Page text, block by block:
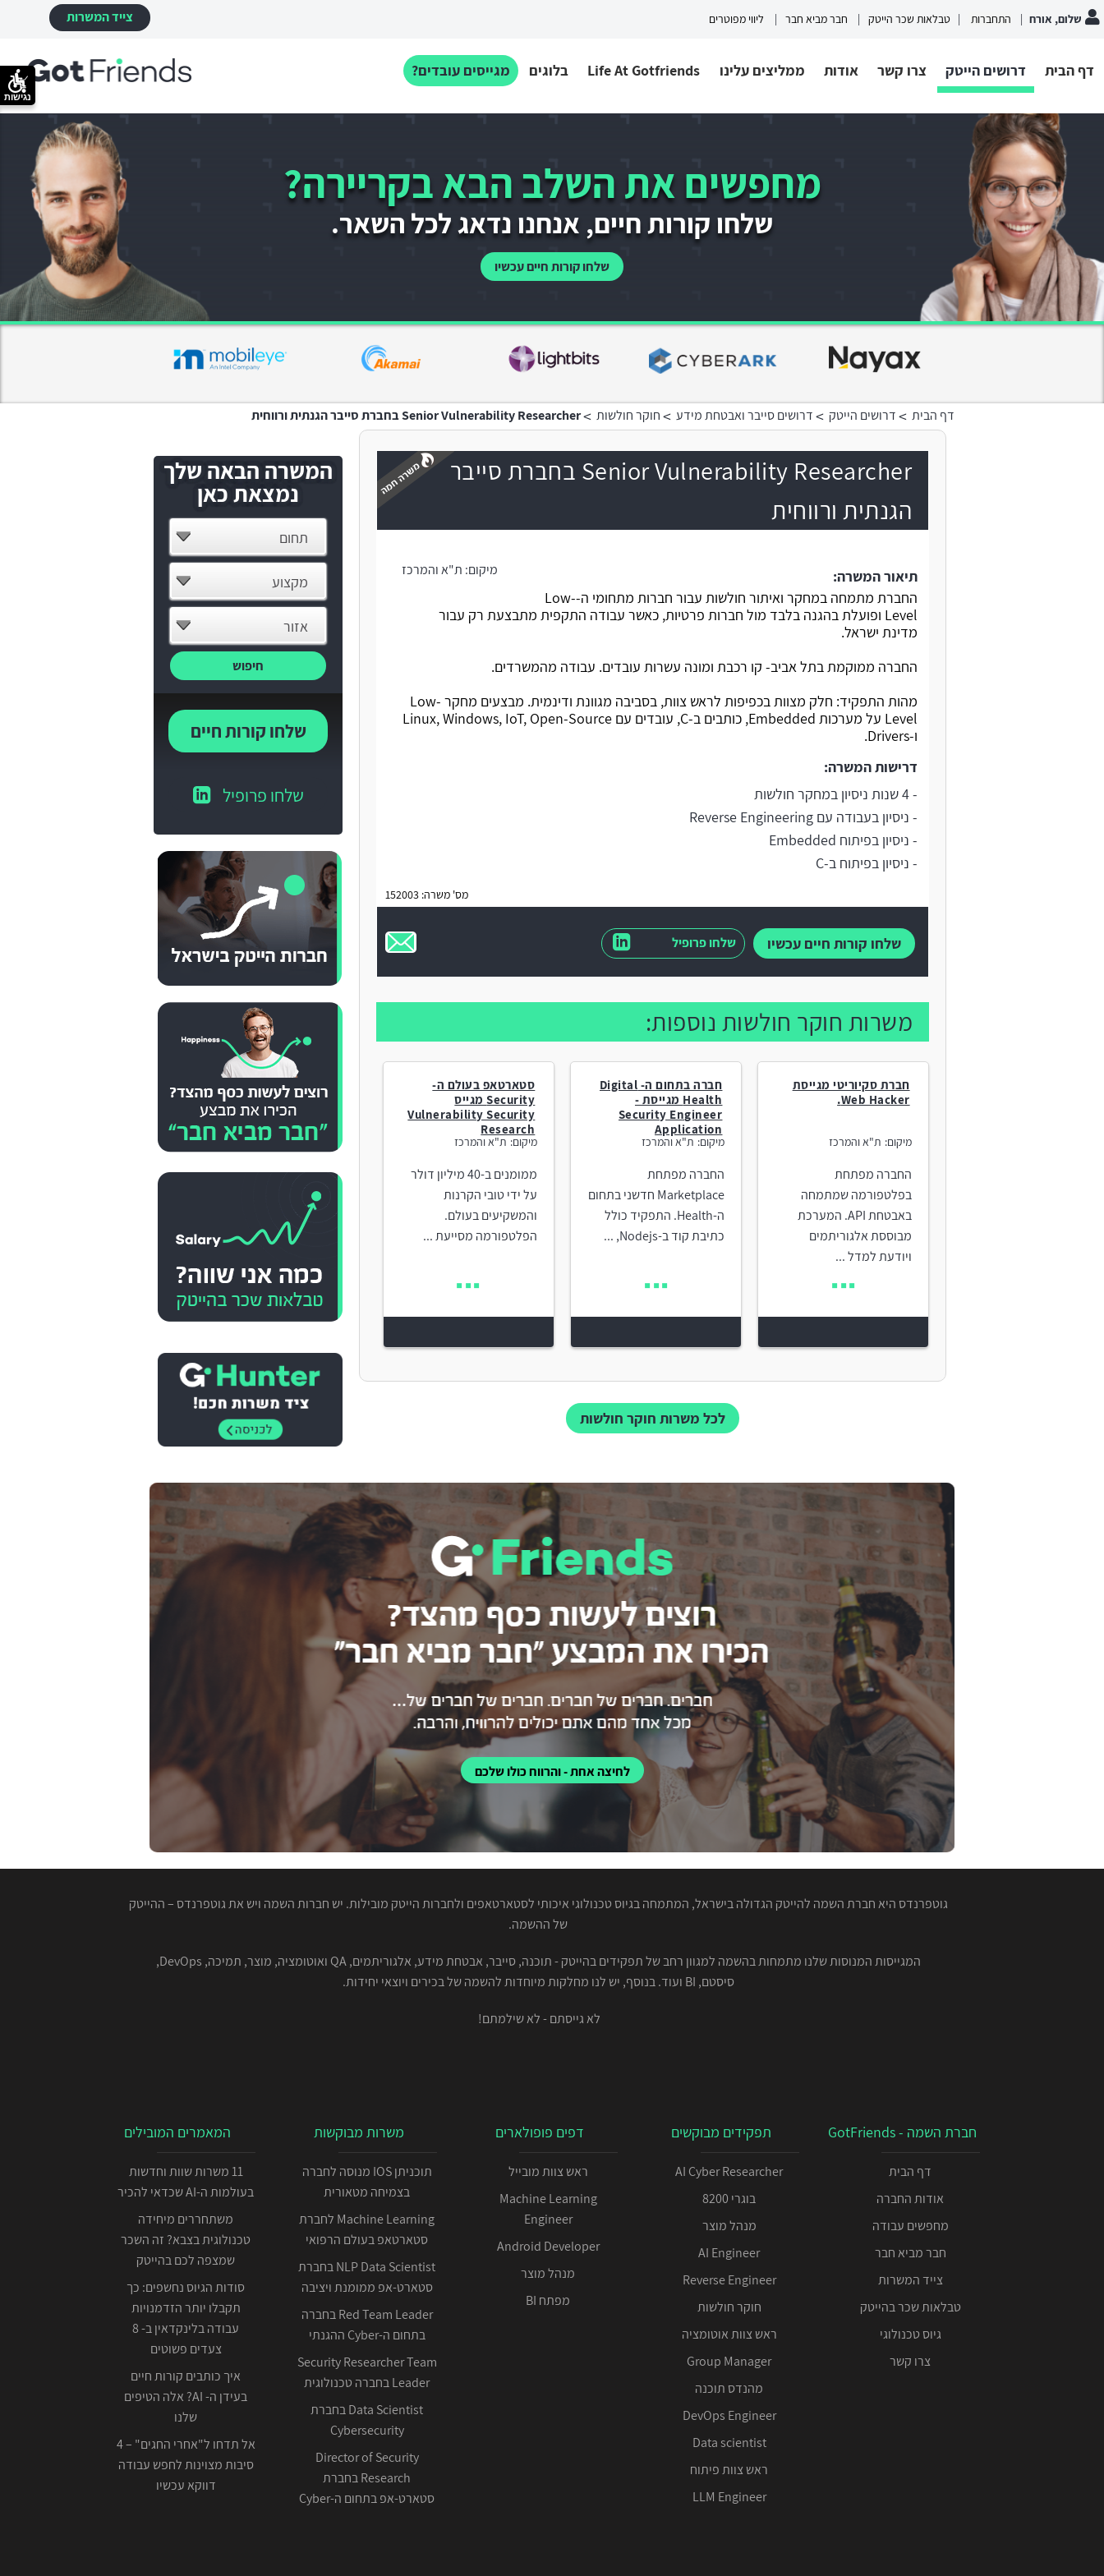
שלום, אורח התחברות טבלאות שכר הייטק חבר מביא חבר ליווי מפוטרים צייד המשרות
דף הבית דרושים הייטק צרו קשר אודות ממליצים עלינו Life At Gotfriends בלוגים מגייסים עובדים?
מחפשים את השלב הבא בקריירה?
שלחו קורות חיים, אנחנו נדאג לכל השאר.
שלחו קורות חיים עכשיו
דף הבית >דרושים הייטק >דרושים סייבר ואבטחת מידע >חוקר חולשות >Senior Vulnerability Researcher בחברת סייבר הגנתית ורווחית
Senior Vulnerability Researcher בחברת סייבר
הגנתית ורווחית
מיקום: ת"א והמרכז
תיאור המשרה:
החברת מתמחה במחקר ואיתור חולשות עבור חברות מתחומי ה-Low-
Level ופועלת בהגנה בלבד מול חברות פרטיות, כאשר עבודה התקפית מתבצעת רק עבור
מדינת ישראל.
החברה ממוקמת בתל אביב- קו רכבת ומונה עשרות עובדים. עבודה מהמשרדים.
מהות התפקיד: חלק מצוות בכפיפות לראש צוות, בסביבה מגוונת ודינמית. מבצעים מחקר Low-
Level על מערכות Embedded, כותבים ב-C, עובדים עם Linux, Windows, IoT, Open-Source
ו-Drivers.
דרישות המשרה:
- 4 שנות ניסיון במחקר חולשות
- ניסיון בעבודה עם Reverse Engineering
- ניסיון בפיתוח Embedded
- ניסיון בפיתוח ב-C
מס' משרה: 152003
שלחו קורות חיים עכשיו שלחו פרופיל
משרות חוקר חולשות נוספות:
חברת סקיוריטי מגייסת
Web Hacker.
מיקום: ת"א והמרכז
החברה מפתחת
בפלטפורמה שמתמחה
באבטחת API. המערכת
מבוססת אלגוריתמים
ויודעת למדל ...
חברה בתחום ה- Digital
Health מגייסת -
Security Engineer
Application
מיקום: ת"א והמרכז
החברה מפתחת
Marketplace חדשני בתחום
ה-Health. התפקיד כולל
כתיבת קוד ב-Nodejs, ...
סטארטאפ בעולם ה-
Security מגייס
Vulnerability Security
Research
מיקום: ת"א והמרכז
ממומנים ב-40 מיליון דולר
על ידי טובי הקרנות
והמשקיעים בעולם.
הפלטפורמה מסייעת ...
לכל משרות חוקר חולשות
המשרה הבאה שלך
נמצאת כאן
תחום
מקצוע
אזור
חיפוש
שלחו קורות חיים
שלחו פרופיל
לחיצה אחת - והרווח כולו שלכם
גוטפרנדס היא חברת השמה להייטק הגדולה בישראל, המתמחה בגיוס טכנולוגי איכותי לסטארטאפים ולחברות הייטק מובילות. יש חברות השמה ויש את גוטפרנדס – ההייטק
של ההשמה.
המגייסות המנוסות שלנו מתמחות בהשמה למגוון רחב של תפקידים בהייטק - תוכנה, סייבר, אבטחת מידע, אלגוריתמים, QA ואוטומציה, מוצר, תמיכה, DevOps,
סיסטם, BI ועוד. בנוסף, יש לנו מחלקות מיוחדות להשמה של בכירים ויוצאי יחידות.
לא גייסתם - לא שילמתם!
חברת השמה - GotFriends
דף הבית
אודות החברה
מחפשים עבודה
חבר מביא חבר
צייד המשרות
טבלאות שכר בהייטק
גיוס טכנולוגי
צרו קשר
תפקידים מבוקשים
AI Cyber Researcher
בוגרי 8200
מנהל מוצר
AI Engineer
Reverse Engineer
חוקר חולשות
ראש צוות אוטומציה
Group Manager
מהנדס תוכנה
DevOps Engineer
Data scientist
ראש צוות פיתוח
LLM Engineer
דפים פופולארים
ראש צוות מובייל
Machine Learning
Engineer
Android Developer
מנהל מוצר
מפתח BI
משרות מבוקשות
תוכניתן IOS מנוסה לחברה
בצמיחה מטאורית
Machine Learning לחברת
סטארטאפ בעולם הרפואי
NLP Data Scientist בחברת
סטארט-אפ ממומנת ויציבה
Red Team Leader בחברה
בתחום ה-Cyber ההגנתי
Security Researcher Team
Leader בחברה טכנולוגית
Data Scientist בחברת
Cybersecurity
Director of Security
Research בחברת
סטארט-אפ בתחום ה-Cyber
המאמרים המובילים
11 משרות שוות וחדשות
בעולמות ה-AI שכדאי להכיר
משתחררים מיחידה
טכנולוגית בצבא? זה השכר
שמצפה לכם בהייטק
סודות הגיוס נחשפים: כך
תקבלו יותר הזדמנויות
עבודה בלינקדאין ב- 8
צעדים פשוטים
איך כותבים קורות חיים
בעידן ה- AI? אלה הטיפים
שלנו
אל תדחו ל"אחרי החגים" – 4
סיבות מצוינות לחפש עבודה
דווקא עכשיו
נגישות